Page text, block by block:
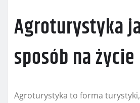
Agroturystyka
sposób na życie
Agroturystyka to forma